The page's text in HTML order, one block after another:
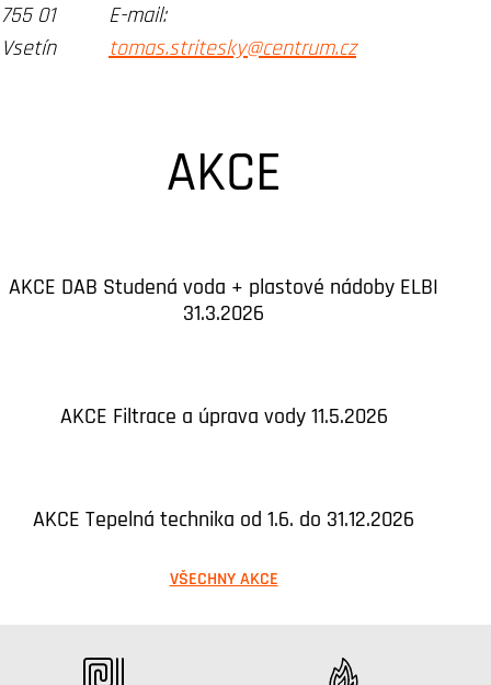
755 01
Vsetín
E-mail:
tomas.stritesky@centrum.cz
AKCE
AKCE DAB Studená voda + plastové nádoby ELBI
31.3.2026
AKCE Filtrace a úprava vody 11.5.2026
AKCE Tepelná technika od 1.6. do 31.12.2026
VŠECHNY AKCE